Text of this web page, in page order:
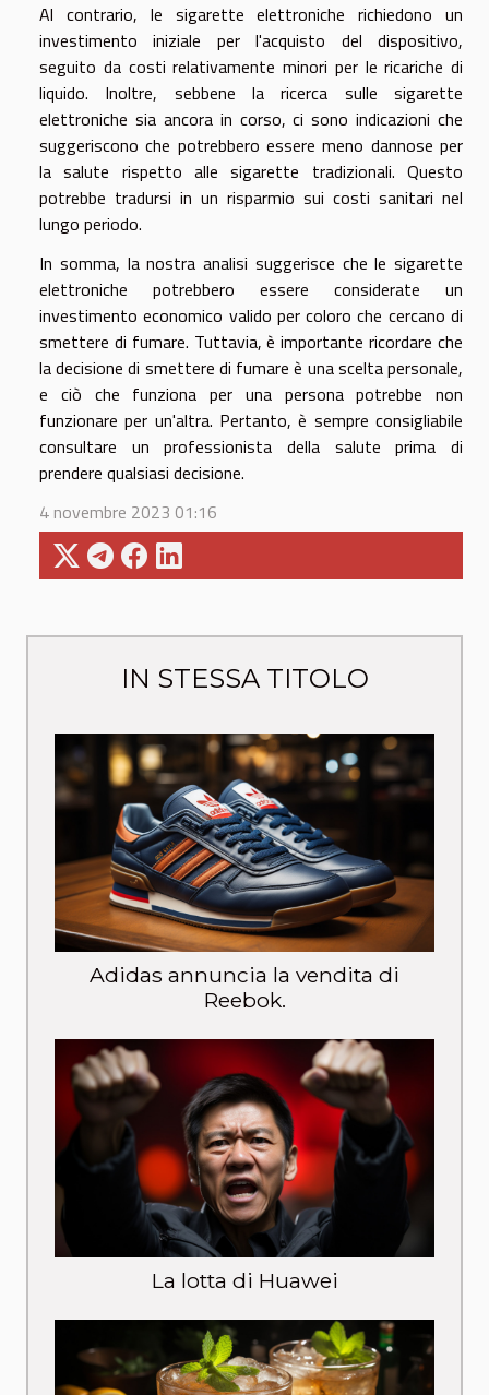
IN STESSA TITOLO
Adidas annuncia la vendita di
Reebok.
La lotta di Huawei
Al contrario, le sigarette elettroniche richiedono un
investimento iniziale per l'acquisto del dispositivo,
seguito da costi relativamente minori per le ricariche di
liquido. Inoltre, sebbene la ricerca sulle sigarette
elettroniche sia ancora in corso, ci sono indicazioni che
suggeriscono che potrebbero essere meno dannose per
la salute rispetto alle sigarette tradizionali. Questo
potrebbe tradursi in un risparmio sui costi sanitari nel
lungo periodo.
In somma, la nostra analisi suggerisce che le sigarette
elettroniche potrebbero essere considerate un
investimento economico valido per coloro che cercano di
smettere di fumare. Tuttavia, è importante ricordare che
la decisione di smettere di fumare è una scelta personale,
e ciò che funziona per una persona potrebbe non
funzionare per un'altra. Pertanto, è sempre consigliabile
consultare un professionista della salute prima di
prendere qualsiasi decisione.
4 novembre 2023 01:16